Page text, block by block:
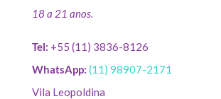
18 a 21 anos.
Tel: +55 (11) 3836-8126
WhatsApp: (11) 98907-2171
Vila Leopoldina